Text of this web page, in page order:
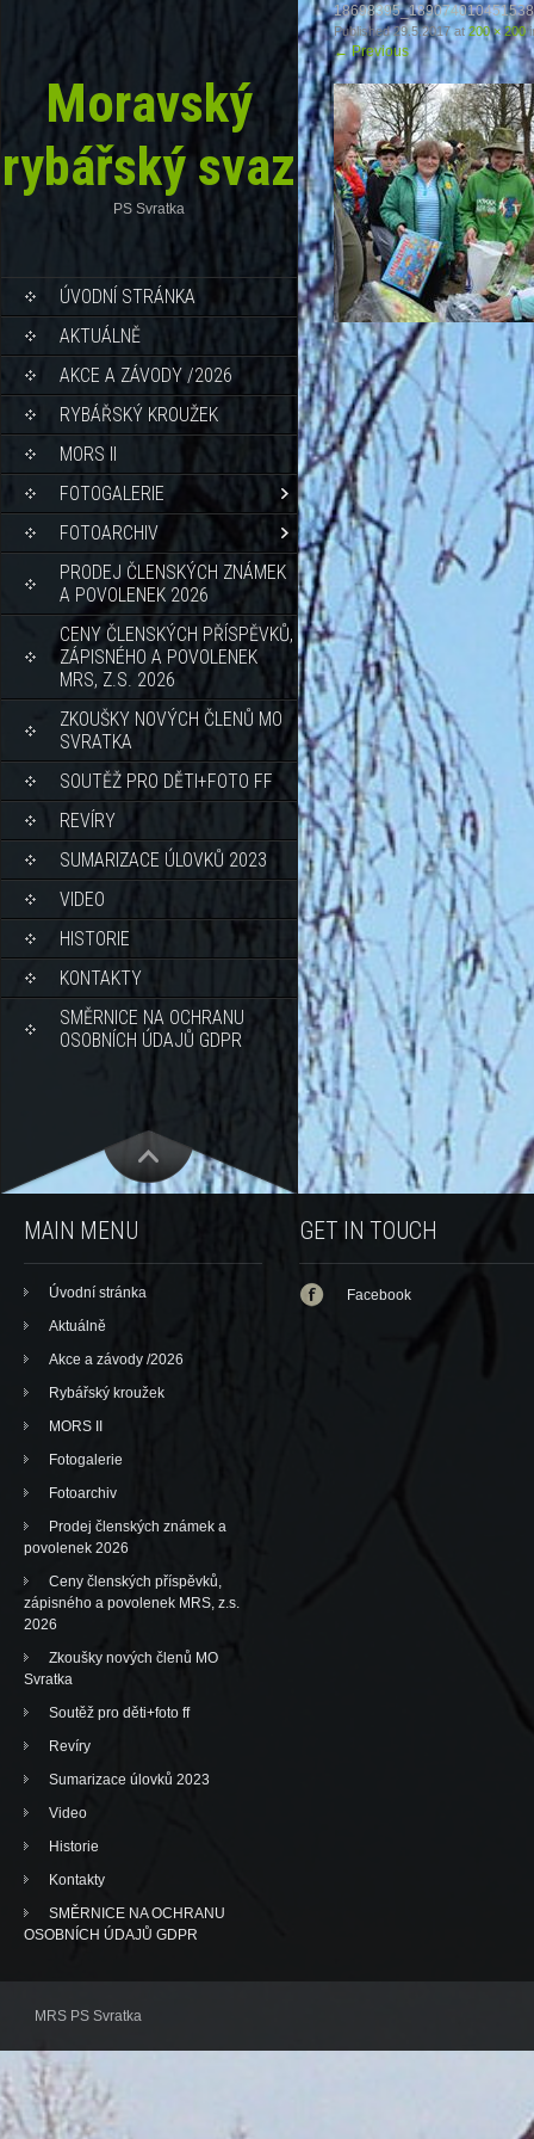
Moravský
rybářský svaz
PS Svratka
ÚVODNÍ STRÁNKA
AKTUÁLNĚ
AKCE A ZÁVODY /2026
RYBÁŘSKÝ KROUŽEK
MORS II
FOTOGALERIE
FOTOARCHIV
PRODEJ ČLENSKÝCH ZNÁMEK
A POVOLENEK 2026
CENY ČLENSKÝCH PŘÍSPĚVKŮ,
ZÁPISNÉHO A POVOLENEK
MRS, Z.S. 2026
ZKOUŠKY NOVÝCH ČLENŮ MO
SVRATKA
SOUTĚŽ PRO DĚTI+FOTO FF
REVÍRY
SUMARIZACE ÚLOVKŮ 2023
VIDEO
HISTORIE
KONTAKTY
SMĚRNICE NA OCHRANU
OSOBNÍCH ÚDAJŮ GDPR
Published29.5.2017at200 × 200
←Previous
MAIN MENU
Úvodní stránka
Aktuálně
Akce a závody /2026
Rybářský kroužek
MORS II
Fotogalerie
Fotoarchiv
Prodej členských známek a
povolenek 2026
Ceny členských příspěvků,
zápisného a povolenek MRS, z.s.
2026
Zkoušky nových členů MO
Svratka
Soutěž pro děti+foto ff
Revíry
Sumarizace úlovků 2023
Video
Historie
Kontakty
SMĚRNICE NA OCHRANU
OSOBNÍCH ÚDAJŮ GDPR
GET IN TOUCH
Facebook
MRS PS Svratka